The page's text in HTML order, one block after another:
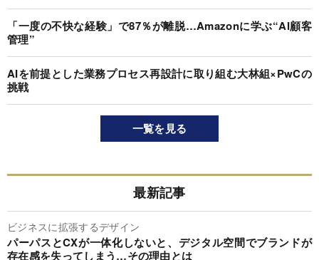
「一度の不快な経験」で87％が離脱…Amazonに学ぶ“AI顧客
管理”
AIを前提とした業務プロセス再設計に取り組む大林組×PwCの
挑戦
一覧を見る
最新記事
ビジネスに拡張するデザイン
パーパスとCXが一体化しないと、デジタル空間でブランドが
存在感を失ってしまう…その理由とは